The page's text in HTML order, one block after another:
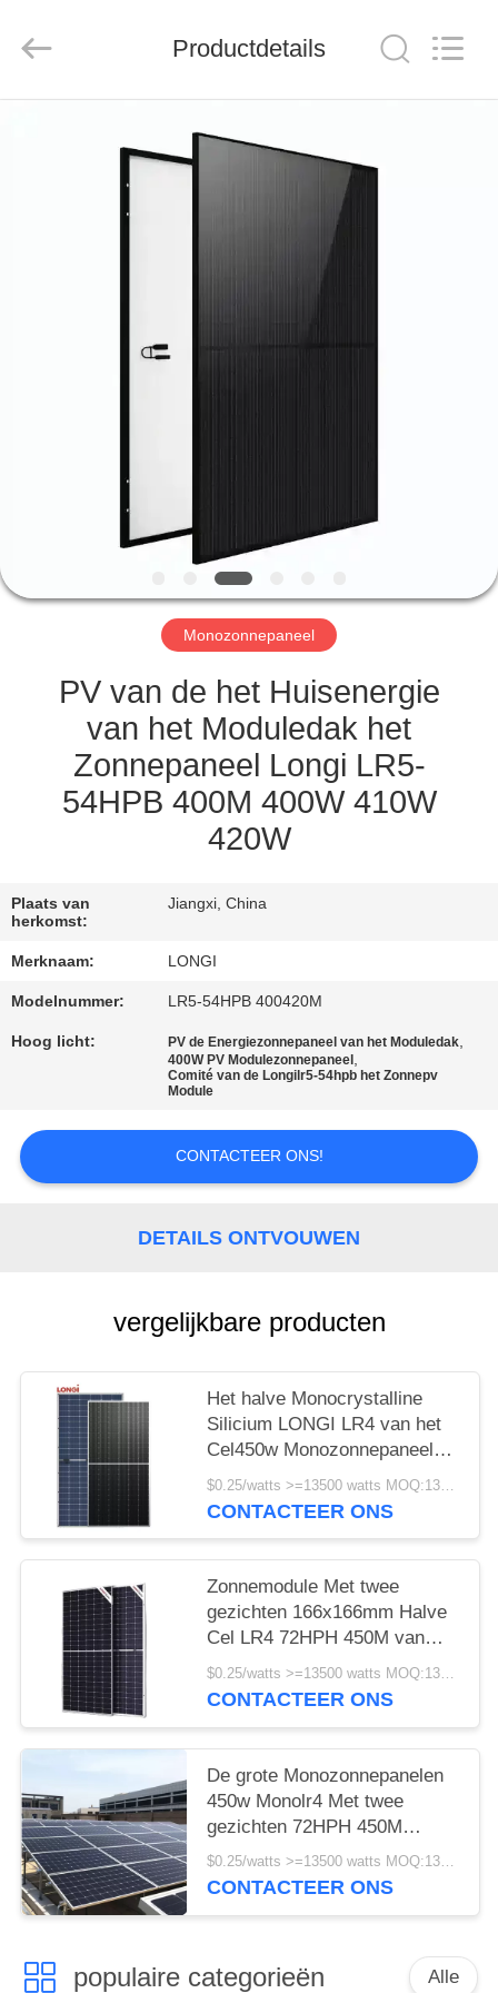
PRODUCTEN
KWALITEITSCONTROLE
VRAAG
EEN
AAN
SITEMAP
PRIVACY
Productdetails
Monozonnepaneel
PV van de het Huisenergie
van het Moduledak het
Zonnepaneel Longi LR5-
54HPB 400M 400W 410W
420W
Plaats van
herkomst:
Jiangxi, China
Merknaam: LONGI
Modelnummer: LR5-54HPB 400420M
Hoog licht: PV de Energiezonnepaneel van het Moduledak,
400W PV Modulezonnepaneel ,
Comité van de Longilr5-54hpb het Zonnepv
Module
CONTACTEER ONS!
DETAILS ONTVOUWEN
vergelijkbare producten
Het halve Monocrystalline
Silicium LONGI LR4 van het
Cel450w Monozonnepaneel
van 72HPH 450M 25 Jaar de
Garantie
CONTACTEER ONS
Zonnemodule Met twee
gezichten 166x166mm Halve
Cel LR4 72HPH 450M van
450w Longi
$0.25/watts >=13500 watts MOQ:13500 watts
CONTACTEER ONS
De grote Monozonnepanelen
450w Monolr4 Met twee
gezichten 72HPH 450M
Wholesale van Longi
$0.25/watts >=13500 watts MOQ:13500 watts
CONTACTEER ONS
populaire categorieën Alle